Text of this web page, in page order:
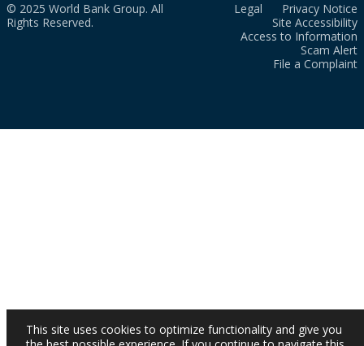
© 2025 World Bank Group. All
Rights Reserved.
Legal
Privacy Notice
Site Accessibility
Access to Information
Scam Alert
File a Complaint
This site uses cookies to optimize functionality and give you